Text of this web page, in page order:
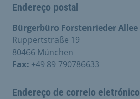
Endereço postal
Bürgerbüro Forstenrieder Allee
Ruppertstraße 19
80466 München
Fax: +49 89 790786633
Endereço de correio eletrónico